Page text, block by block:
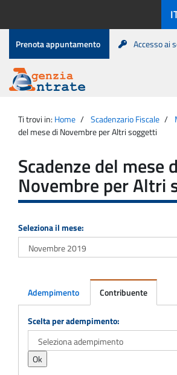
contenuto
Menu
di
servizio
Prenota appuntamento Accesso ai
Agenzia
Entrate
principale
Ti trovi in: Home Scadenzario Fiscale
del mese di Novembre per Altri soggetti
Scadenze del mese
Novembre per Altri
Seleziona il mese:
Adempimento Contribuente
Adempimento
Scelta per adempimento: